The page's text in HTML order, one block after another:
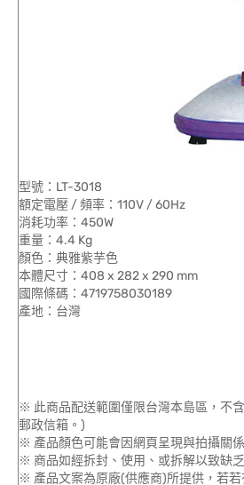
型號：LT-3018
額定電壓 / 頻率：110V / 60Hz
消耗功率：450W
重量：4.4 Kg
顏色：典雅紫芋色
本體尺寸：408 x 282 x 290 mm
國際條碼：4719758030189
產地：台灣
※ 此商品配送範圍僅限台灣本島區，不
郵政信箱。)
※ 產品顏色可能會因網頁呈現與拍攝關
※ 商品如經拆封、使用、或拆解以致缺
※ 產品文案為原廠(供應商)所提供，若